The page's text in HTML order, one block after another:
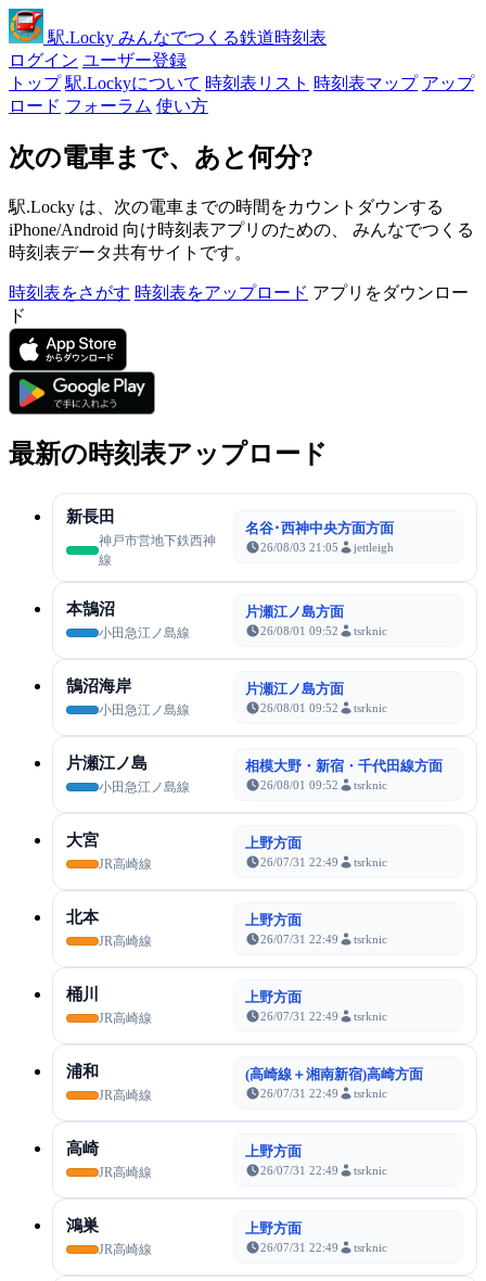
駅.Locky みんなでつくる鉄道時刻表
ログイン ユーザー登録
トップ 駅.Lockyについて 時刻表リスト 時刻表マップ アップ
ロード フォーラム 使い方
次の電車まで、あと何分?
駅.Locky は、次の電車までの時間をカウントダウンする
iPhone/Android 向け時刻表アプリのための、 みんなでつくる
時刻表データ共有サイトです。
時刻表をさがす 時刻表をアップロード アプリをダウンロー
ド
最新の時刻表アップロード
新長田
神戸市営地下鉄西神
線
名谷･西神中央方面方面
26/08/03 21:05 jettleigh
本鵠沼
小田急江ノ島線
片瀬江ノ島方面
26/08/01 09:52 tsrknic
鵠沼海岸
小田急江ノ島線
片瀬江ノ島方面
26/08/01 09:52 tsrknic
片瀬江ノ島
小田急江ノ島線
相模大野・新宿・千代田線方面
26/08/01 09:52 tsrknic
大宮
JR高崎線
上野方面
26/07/31 22:49 tsrknic
北本
JR高崎線
上野方面
26/07/31 22:49 tsrknic
桶川
JR高崎線
上野方面
26/07/31 22:49 tsrknic
浦和
JR高崎線
(高崎線＋湘南新宿)高崎方面
26/07/31 22:49 tsrknic
高崎
JR高崎線
上野方面
26/07/31 22:49 tsrknic
鴻巣
JR高崎線
上野方面
26/07/31 22:49 tsrknic